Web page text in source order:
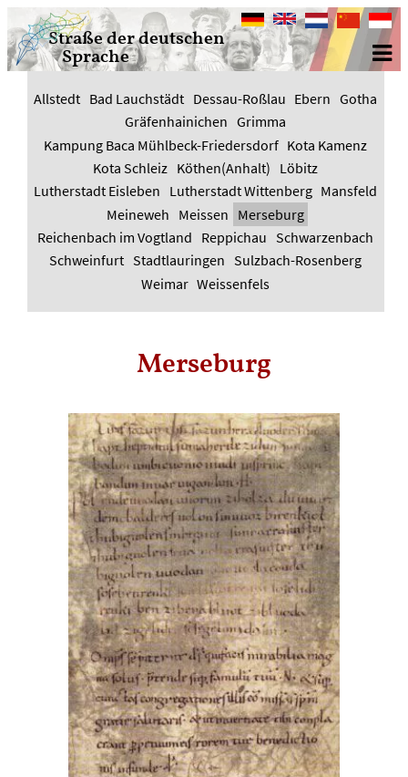
Straße der deutschen
Sprache
DeutschEnglishNederlands
中
Bahasa
Allstedt Bad Lauchstädt Dessau-Roßlau Ebern Gotha
Gräfenhainichen Grimma
Kampung Baca Mühlbeck-Friedersdorf Kota Kamenz
Kota Schleiz Köthen(Anhalt) Löbitz
Lutherstadt Eisleben Lutherstadt Wittenberg Mansfeld
Meineweh Meissen Merseburg
Reichenbach im Vogtland Reppichau Schwarzenbach
Schweinfurt Stadtlauringen Sulzbach-Rosenberg
Weimar Weissenfels
Merseburg